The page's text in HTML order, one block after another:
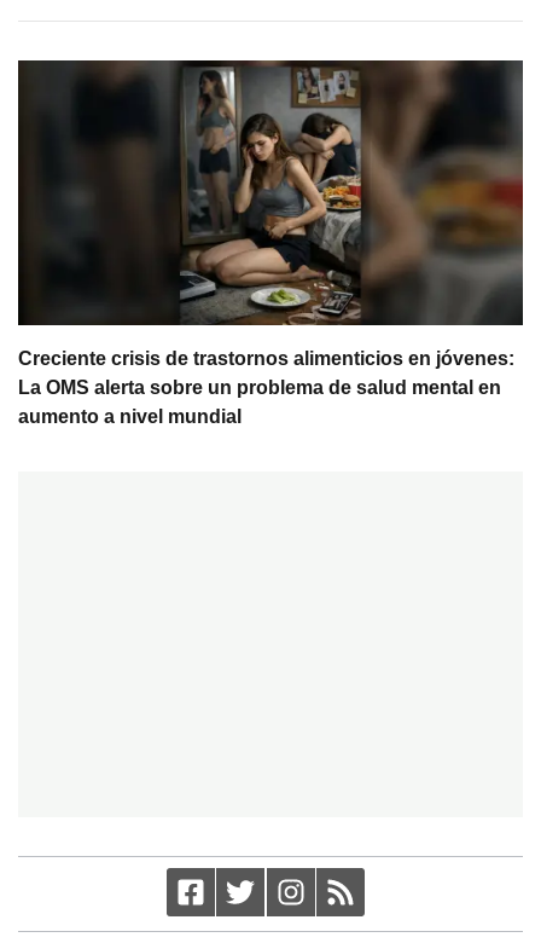
Creciente crisis de trastornos alimenticios en jóvenes:
La OMS alerta sobre un problema de salud mental en
aumento a nivel mundial